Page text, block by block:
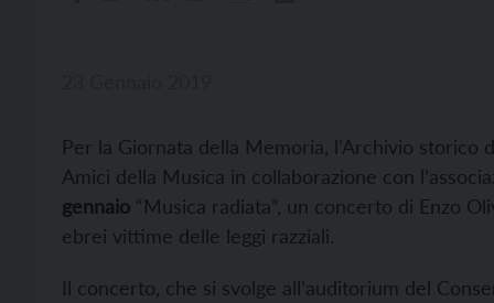
Per la Giornata della Memoria, l’Archivio storico
Amici della Musica in collaborazione con
gennaio “Musica radiata”, un concerto di Enzo
ebrei vittime delle leggi razziali.
Il concerto, che si svolge all’auditorium del